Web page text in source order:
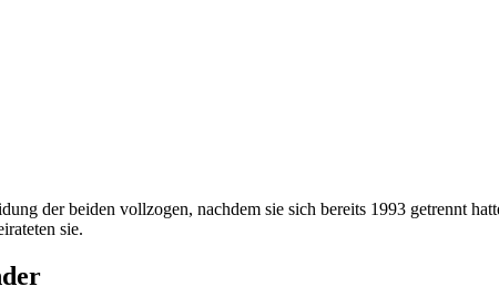
der beiden vollzogen, nachdem sie sich bereits 1993 getrennt
sie.